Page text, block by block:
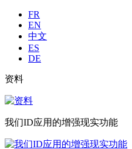
Langues
FR
EN
中文
ES
DE
Liste
sub
资料
资
我们ID应用的增强现实功能
我